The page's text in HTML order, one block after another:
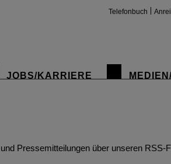
Telefonbuch
JOBS/KARRIERE
Pressemitteilungen über unseren RSS-